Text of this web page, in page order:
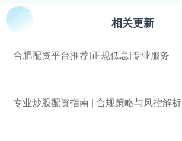
相关更新
合肥配资平台推荐|正规低息|专业服务
专业炒股配资指南 | 合规策略与风控解析